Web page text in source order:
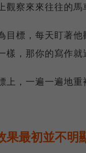
察來來往往的馬
目標，每天盯著
，那你的寫作就
上，一遍一遍地
果最初並不明